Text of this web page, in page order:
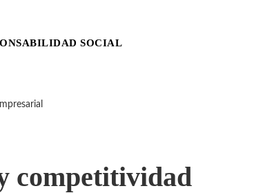
SOCIAL
competitividad